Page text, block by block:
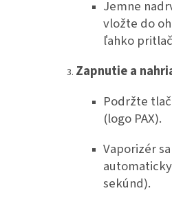
Jemne
vložte do
ľahko
Zapnutie a
Podržte
(logo PAX).
Vaporizér
sekúnd).